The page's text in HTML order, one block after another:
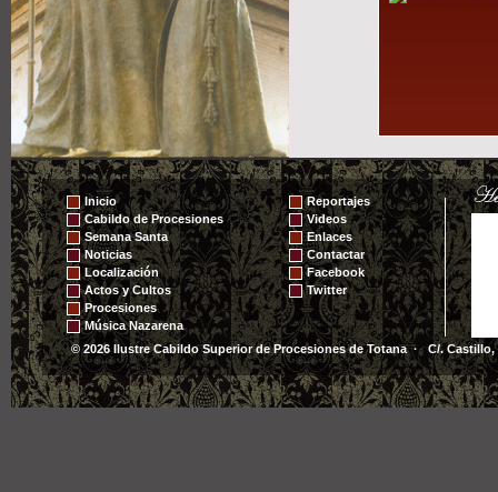
Inicio
Cabildo de Procesiones
Semana Santa
Noticias
Localización
Actos y Cultos
Procesiones
Música Nazarena
Reportajes
Videos
Enlaces
Contactar
Facebook
Twitter
© 2026 Ilustre Cabildo Superior de Procesiones de Totana · C/. Castillo,